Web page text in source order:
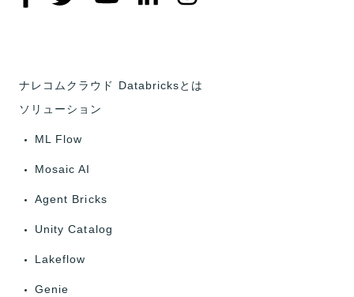
ナレコムクラウド Databricksとは
ソリューション
ML Flow
Mosaic AI
Agent Bricks
Unity Catalog
Lakeflow
Genie